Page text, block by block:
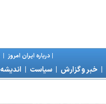
|درباره ايران امروز |
| خبر و گزارش | سياست | انديشه